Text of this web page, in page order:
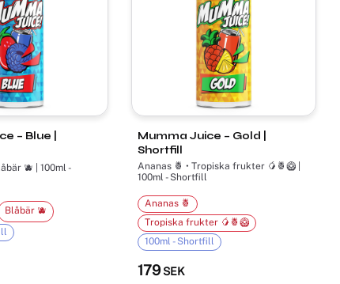
– Blue |
🫐 | 100ml -
Blåbär 🫐
Mumma Juice – Gold |
Shortfill
Ananas 🍍 • Tropiska frukter 🥭🍍🥝 |
100ml - Shortfill
179 SEK
Ananas 🍍
Tropiska frukter 🥭🍍🥝
100ml - Shortfill